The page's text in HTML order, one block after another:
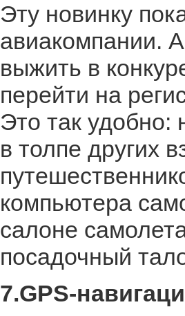
Эту новинку
авиакомпании.
выжить в
перейти на
Это так удобно:
в толпе других
компьютера
салоне
посадочный
7.GPS-